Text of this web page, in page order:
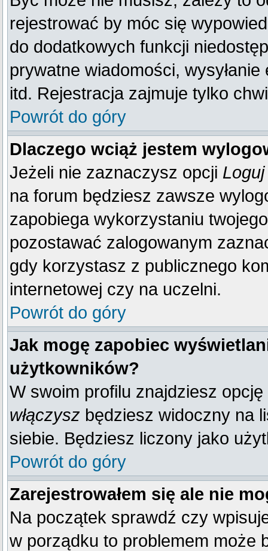
rejestrować by móc się
do dodatkowych funkcji
prywatne wiadomości,
itd. Rejestracja zajmuje tylko
Powrót do góry
Dlaczego wciąż jestem
Jeżeli nie zaznaczysz opcji
na forum będziesz zawsze
zapobiega wykorzystaniu
pozostawać zalogowanym
gdy korzystasz z publicznego
internetowej czy na uczelni.
Powrót do góry
Jak mogę zapobiec
użytkowników?
W swoim profilu znajdziesz opcję
włączysz będziesz widoczny na
siebie. Będziesz liczony jako
Powrót do góry
Zarejestrowałem się ale nie
Na początek sprawdź czy
w porządku to problemem może